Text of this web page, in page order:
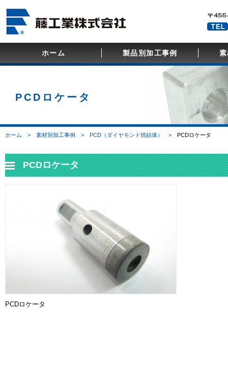
ホーム 製品別加工事例
センターレスブレード
特殊レースセンター
PCDロケータ
ホーム 素材別加工事例 PCD（ダイヤモンド焼結体） PCDロケータ
PCDロケータ
PCDロケータ